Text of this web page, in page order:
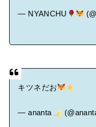
— NYANCHU
キツネだお
— ananta